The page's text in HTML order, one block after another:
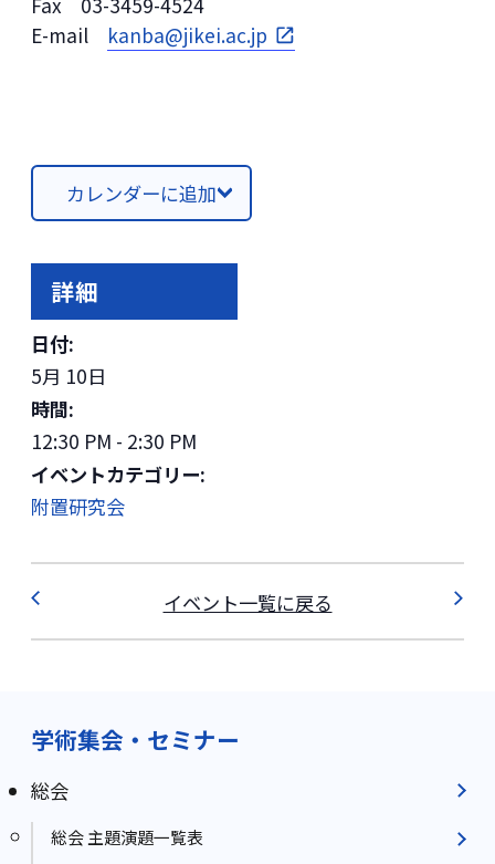
E-mail kanba@jikei.ac.jp
カレンダーに追加
詳細
日付:
5月 10日
時間:
12:30 PM - 2:30 PM
イベントカテゴリー:
附置研究会
イベント一覧に戻る
学術集会・セミナー
総会
総会 主題演題一覧表